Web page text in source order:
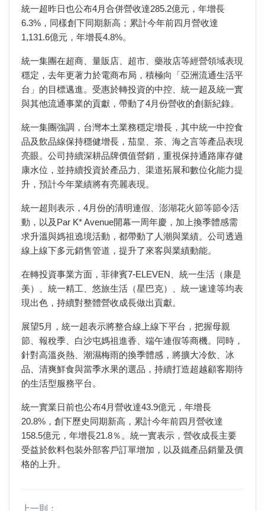
統一超昨日也公布4月合併營收達285.2億元，年增長
6.3%，同樣創下同期新高；累計今年前四月營收達
1,131.6億元，年增長4.8%。
統一集團在超商、量販店、超市、藥妝店等經營領域表現
穩定，去年更著力於電商布局，積極向「亞洲流通生活平
台」的目標邁進。受惠於轉投資的中控、統一超及統一實
與其他流通事業的貢獻，帶動了4月份營收的創新紀錄。
統一集團強調，台灣本土業務穩定增長，其中統一中控食
品及飲品線保持穩健增長，茄皇、茶、海之言等產品表現
亮眼。公司持續深耕品牌價值營銷，重視保持通路庫存健
康水位，並持續投資於產品力、渠道拓展和數位化能力提
升，預計今年業績將有亮麗表現。
統一超則表示，4月份的清明連假、澎湖花火節等節令活
動，以及Par K* Avenue開幕一周年慶，加上換季體感需
求升溫與媽祖遶境活動，都帶動了人潮與業績。公司透過
線上線下多元銷售管道，提升了來客與業績動能。
在轉投資事業方面，菲律賓7-ELEVEN、統一生活（康是
美）、統一精工、悠旅生活（星巴克）、統一速達等均表
現出色，持續對整體營收成長做出貢獻。
展望5月，統一超表示將整合線上線下平台，把握母親
節、報稅季、白沙屯媽祖進香、端午連假等商機。同時，
針對高溫炎熱、潮濕梅雨的換季體感，將擴大冷飲、冰
品、清爽鮮食與當季水果的選品，持續打造超越顧客期待
的生活型服務平台。
統一實業日前也公布4月營收達43.9億元，年增長
20.8%，創下歷史同期新高，累計今年前四月營收達
158.5億元，年增長21.8％。統一實表示，營收成長主要
受益於飲料包裝外部客戶訂單增加，以及鐵產品銷量及價
格的上升。
上一則：